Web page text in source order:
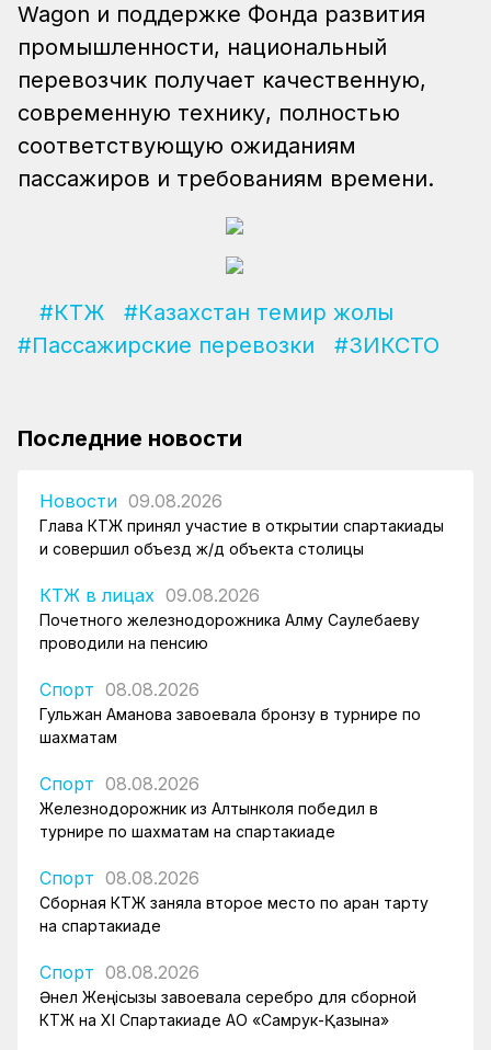
Wagon и поддержке Фонда развития
промышленности, национальный
перевозчик получает качественную,
современную технику, полностью
соответствующую ожиданиям
пассажиров и требованиям времени.
#КТЖ
#Казахстан темир жолы
#Пассажирские перевозки
#ЗИКСТО
Последние новости
Новости 09.08.2026
Глава КТЖ принял участие в открытии спартакиады
и совершил объезд ж/д объекта столицы
КТЖ в лицах 09.08.2026
Почетного железнодорожника Алму Саулебаеву
проводили на пенсию
Спорт 08.08.2026
Гульжан Аманова завоевала бронзу в турнире по
шахматам
Спорт 08.08.2026
Железнодорожник из Алтынколя победил в
турнире по шахматам на спартакиаде
Спорт 08.08.2026
Сборная КТЖ заняла второе место по арқан тарту
на спартакиаде
Спорт 08.08.2026
Әнел Жеңісқызы завоевала серебро для сборной
КТЖ на XI Спартакиаде АО «Самрук-Қазына»